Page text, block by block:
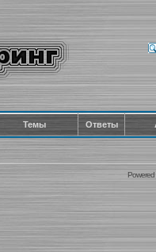
Темы Ответы